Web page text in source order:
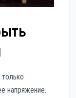
напряжение.